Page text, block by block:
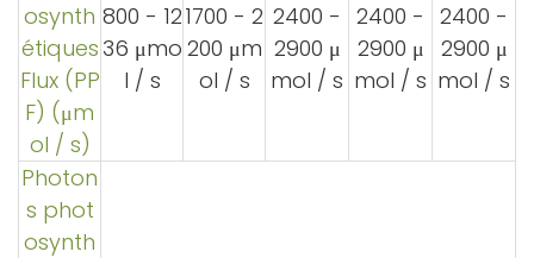
osynth
étiques
Flux (PP
F) (μm
ol / s)
800 - 12
36 μmo
l / s
1700 - 2
200 μm
ol / s
2400 -
2900 μ
mol / s
2400 -
2900 μ
mol / s
2400 -
2900 μ
mol / s
Photon
s phot
osynth